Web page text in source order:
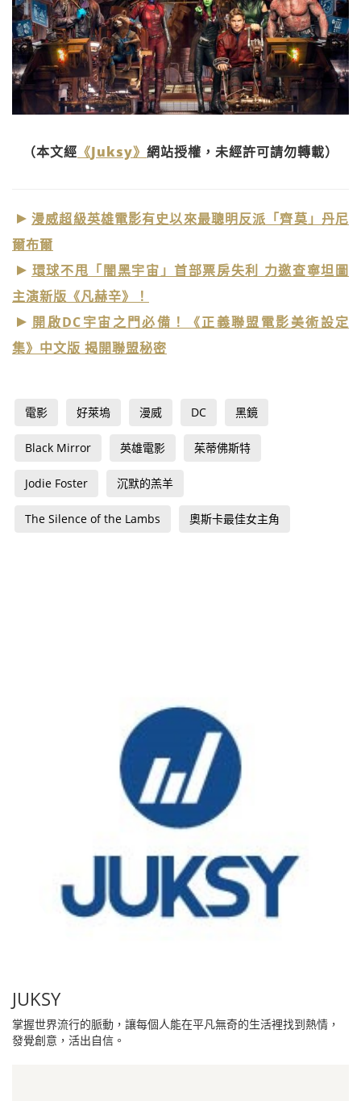
（本文經 《Juksy》 網站授權，未經許可請勿轉載）
漫威超級英雄電影有史以來最聰明反派「齊莫」丹尼
爾布爾
環球不甩「闇黑宇宙」首部票房失利 力邀查寧坦圖
主演新版《凡赫辛》！
開啟DC宇宙之門必備！《正義聯盟電影美術設定
集》中文版 揭開聯盟秘密
電影 好萊塢 漫威 DC 黑鏡
Black Mirror 英雄電影 茱蒂佛斯特
Jodie Foster 沉默的羔羊
The Silence of the Lambs 奧斯卡最佳女主角
JUKSY
掌握世界流行的脈動，讓每個人能在平凡無奇的生活裡找到熱情，
發覺創意，活出自信。